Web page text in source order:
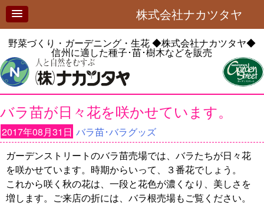
株式会社ナカツタヤ
野菜づくり・ガーデニング・生花◆株式会社ナカツタヤ◆
信州に適した種子･苗･樹木などを販売
バラ苗が日々花を咲かせています。
2017年08月31日 バラ苗･バラグッズ
ガーデンストリートのバラ苗売場では、バラたちが日々花
を咲かせています。時期からいって、３番花でしょう。
これから咲く秋の花は、一段と花色が濃くなり、美しさを
増します。ご来店の折には、バラ根売場もご覧ください。